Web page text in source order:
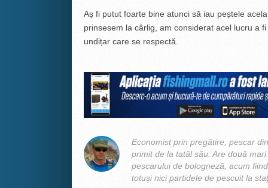
Aș fi putut foarte bine atunci să iau peștele
prinsesem la cârlig, am considerat acel lucru a
undițar care se respectă.
Economist prin pregătire, pescar
primit de la tatăl său. Are două
pescarului de bologneză, acum
totuşi nici partidele de pescuit la